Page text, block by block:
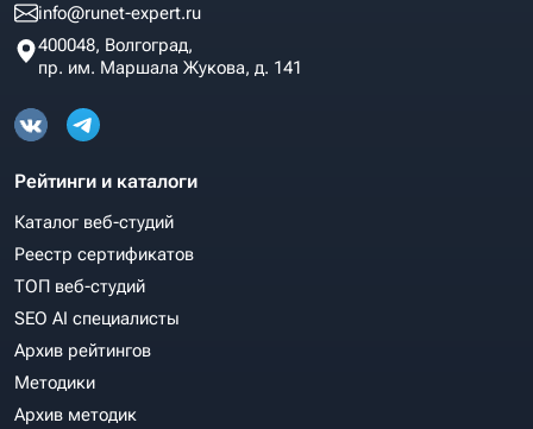
info@runet-expert.ru
400048, Волгоград,
пр. им. Маршала Жукова, д. 141
Рейтинги и каталоги
Каталог веб-студий
Реестр сертификатов
ТОП веб-студий
SEO AI специалисты
Архив рейтингов
Методики
Архив методик